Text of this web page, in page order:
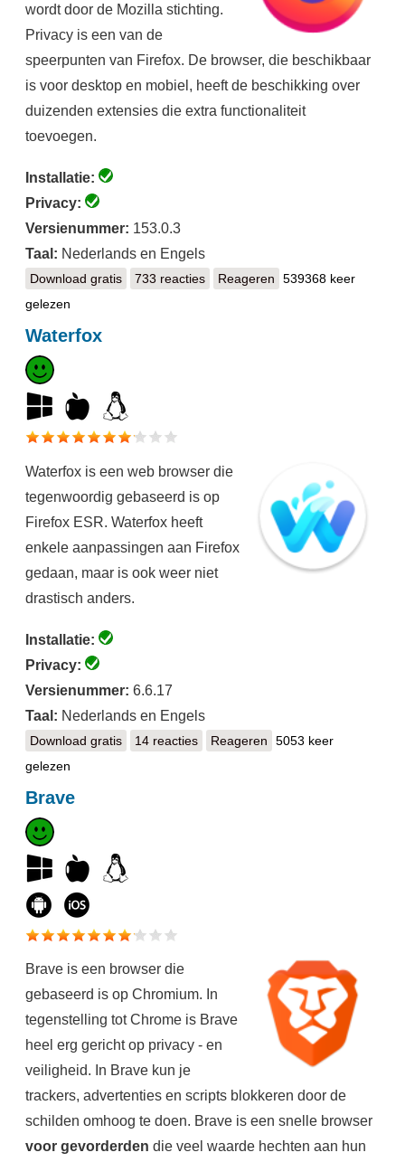
wordt door de Mozilla stichting.
Privacy is een van de
speerpunten van Firefox. De browser, die beschikbaar
is voor desktop en mobiel, heeft de beschikking over
duizenden extensies die extra functionaliteit
toevoegen.
Installatie:
Privacy:
Versienummer: 153.0.3
Taal: Nederlands en Engels
Download gratisFirefox
733 reacties Reageren
539368 keer
gelezen
Waterfox
Waterfox is een web browser die
tegenwoordig gebaseerd is op
Firefox ESR. Waterfox heeft
enkele aanpassingen aan Firefox
gedaan, maar is ook weer niet
drastisch anders.
Installatie:
Privacy:
Versienummer: 6.6.17
Taal: Nederlands en Engels
Download gratisWaterfox
14 reacties Reageren
5053 keer
gelezen
Brave
Brave is een browser die
gebaseerd is op Chromium. In
tegenstelling tot Chrome is Brave
heel erg gericht op privacy - en
veiligheid. In Brave kun je
trackers, advertenties en scripts blokkeren door de
schilden omhoog te doen. Brave is een snelle browser
voor gevorderden die veel waarde hechten aan hun